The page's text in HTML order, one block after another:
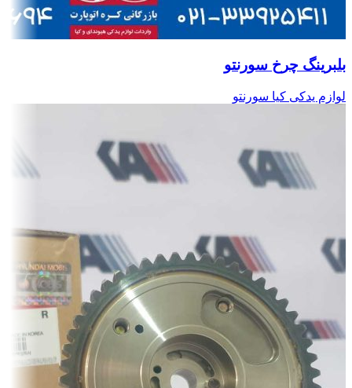
بلبرینگ چرخ سورنتو
لوازم یدکی کیا سورنتو